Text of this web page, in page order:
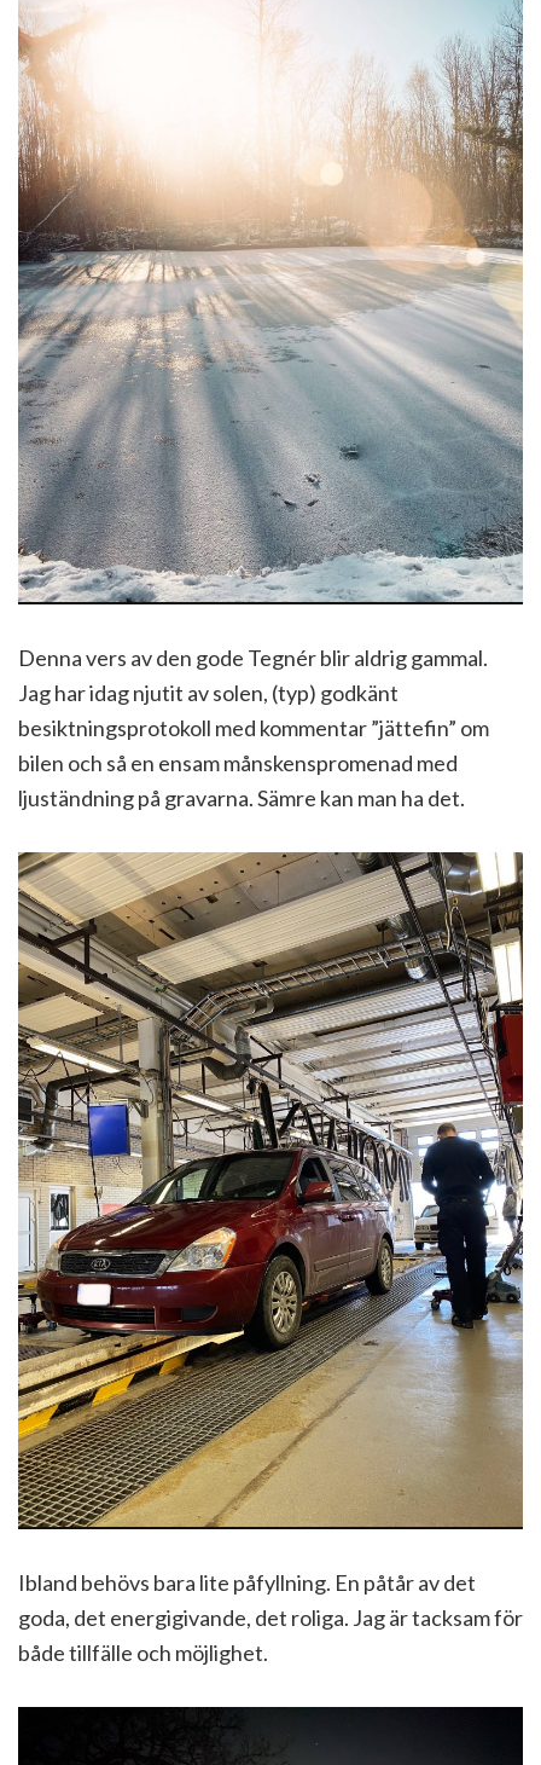
Denna vers av den gode Tegnér blir aldrig gammal.
Jag har idag njutit av solen, (typ) godkänt
besiktningsprotokoll med kommentar ”jättefin” om
bilen och så en ensam månskenspromenad med
ljuständning på gravarna. Sämre kan man ha det.
Ibland behövs bara lite påfyllning. En påtår av det
goda, det energigivande, det roliga. Jag är tacksam för
både tillfälle och möjlighet.